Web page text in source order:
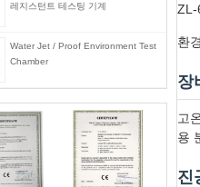
레지스턴트 테스팅 기계
Water Jet / Proof Environment Test
Chamber
ZL-
환
장
고
용
진